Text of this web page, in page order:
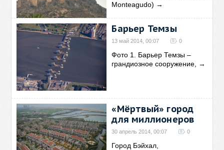
Monteagudo) →
Барьер Темзы
13 май 2014, 00:07 0
Фото 1. Барьер Темзы –
грандиозное сооружение,
→
«Мёртвый» город
для миллионеров
30 апрель 2014, 00:07 0
Город Бэйхал,